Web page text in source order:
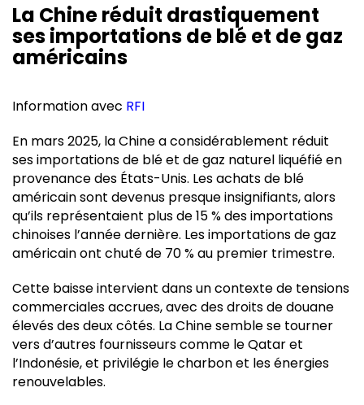
La Chine réduit drastiquement
ses importations de blé et de gaz
américains
Information avec RFI
En mars 2025, la Chine a considérablement réduit
ses importations de blé et de gaz naturel liquéfié en
provenance des États-Unis. Les achats de blé
américain sont devenus presque insignifiants, alors
qu’ils représentaient plus de 15 % des importations
chinoises l’année dernière. Les importations de gaz
américain ont chuté de 70 % au premier trimestre.
Cette baisse intervient dans un contexte de tensions
commerciales accrues, avec des droits de douane
élevés des deux côtés. La Chine semble se tourner
vers d’autres fournisseurs comme le Qatar et
l’Indonésie, et privilégie le charbon et les énergies
renouvelables.